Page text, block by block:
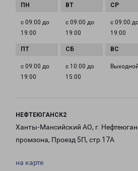
с 09:00 до
19:00
с 09:00 до
19:00
с 09:00
19:00
с 09:00 до
19:00
с 10:00 до
15:00
Выходной
НЕФТЕЮГАНСК2
Ханты-Мансийский АО, г.
промзона, Проезд 5П, стр.17А
на карте